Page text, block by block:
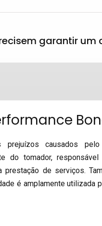
garantir um
prejuízos causados
do tomador, responsável
de serviços.
é amplamente utilizada